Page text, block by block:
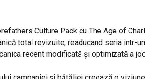
Culture Pack cu The Age of
total revizuite, readucand seria intr-
recent modificată și optimizată a